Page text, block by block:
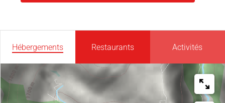
Hébergements Restaurants Activités